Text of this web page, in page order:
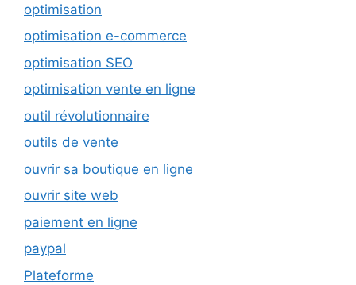
optimisation
optimisation e-commerce
optimisation SEO
optimisation vente en ligne
outil révolutionnaire
outils de vente
ouvrir sa boutique en ligne
ouvrir site web
paiement en ligne
paypal
Plateforme